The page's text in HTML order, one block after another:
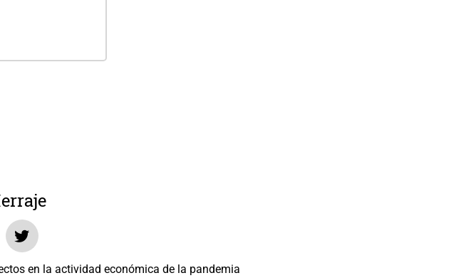
en la actividad económica de la pandemia